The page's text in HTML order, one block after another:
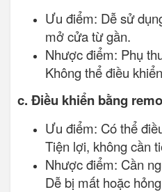
Ưu điểm: Dễ sử
mở cửa từ gần.
Nhược điểm: Phụ
Không thể điều
c. Điều khiển bằng
Ưu điểm: Có thể
Tiện lợi, không cần
Nhược điểm: Cần
Dễ bị mất hoặc